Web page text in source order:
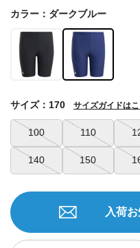
カラー：ダークブルー
100 110
140 150
サイズ：170 サイズガイドは
入荷